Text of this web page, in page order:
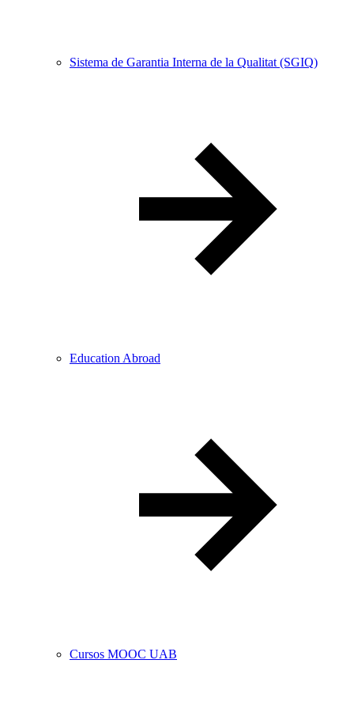
Sistema de Garantia Interna de la Qualitat (SGIQ)
Education Abroad
Cursos MOOC UAB